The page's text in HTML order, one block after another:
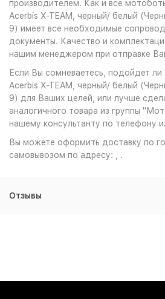
производителем. Как и все
Acerbis X-TEAM, черный/ белый
9) имеет все необходимые
документы. Качество и
нашим менеджером при отправке
Если Вы сомневаетесь, подойдет
Acerbis X-TEAM, черный/ белый
9) для Ваших целей, или лучше
аналогичного товара из группы
нашему консультанту по телефону
Вы можете оформить доставку по
самовывозом по адресу: , .
Отзывы